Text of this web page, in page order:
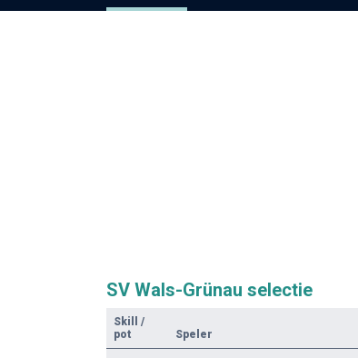
SV Wals-Grünau selectie
Skill
/
pot
Speler